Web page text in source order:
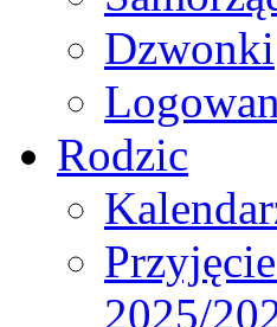
Dzwonki
Rodzic
2025/